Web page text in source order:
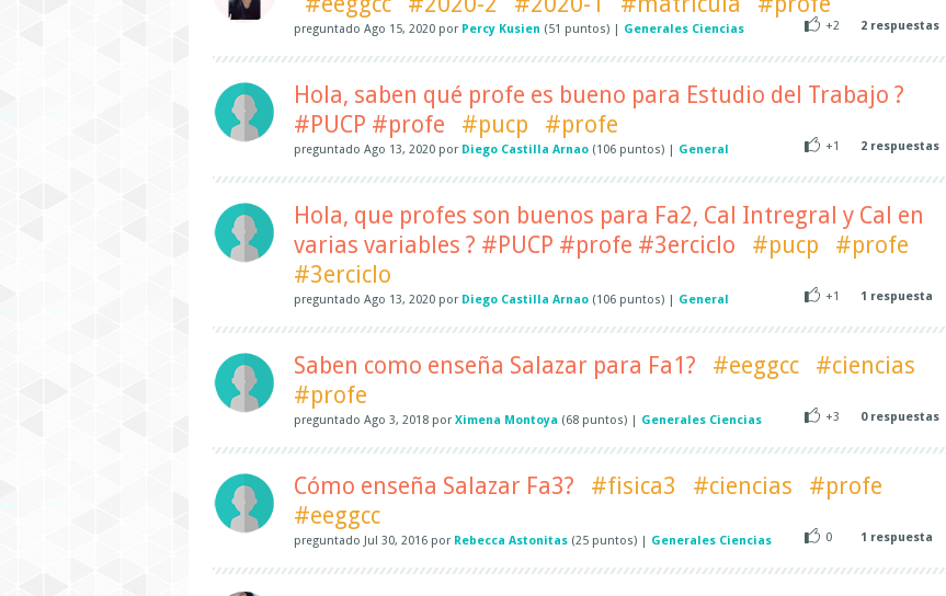
preguntado Ago 15, 2020 por Percy Kusien (51 puntos) Generales Ciencias +2 2 respuestas
Hola, saben qué profe es bueno para Estudio del Trabajo ?
#PUCP #profe
#pucp #profe
preguntado Ago 13, 2020 por Diego Castilla Arnao (106 puntos) General +1 2 respuestas
Hola, que profes son buenos para Fa2, Cal Intregral y Cal en
varias variables ? #PUCP #profe #3erciclo
#pucp
#profe
#3erciclo
preguntado Ago 13, 2020 por Diego Castilla Arnao (106 puntos) General +1 1 respuesta
Saben como enseña Salazar para Fa1? #eeggcc
#ciencias
#profe
preguntado Ago 3, 2018 por Ximena Montoya (68 puntos) Generales Ciencias +3 0respuestas
Cómo enseña Salazar Fa3? #fisica3 #ciencias
#profe
#eeggcc
preguntado Jul 30, 2016 por Rebecca Astonitas (25 puntos) Generales Ciencias 0 1 respuesta